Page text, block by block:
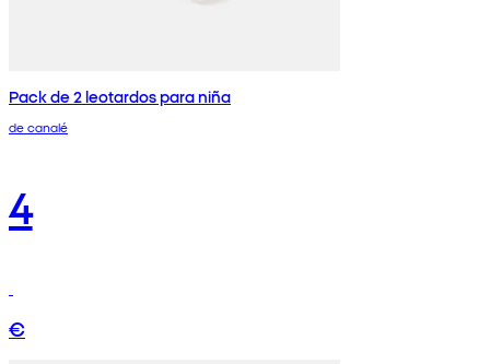
Pack de 2 leotardos para niña
de canalé
4
€